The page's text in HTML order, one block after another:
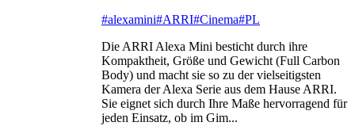
#alexamini#ARRI#Cinema#PL
Die ARRI Alexa Mini besticht durch ihre
Kompaktheit, Größe und Gewicht (Full Carbon
Body) und macht sie so zu der vielseitigsten
Kamera der Alexa Serie aus dem Hause ARRI.
Sie eignet sich durch Ihre Maße hervorragend für
jeden Einsatz, ob im Gim...